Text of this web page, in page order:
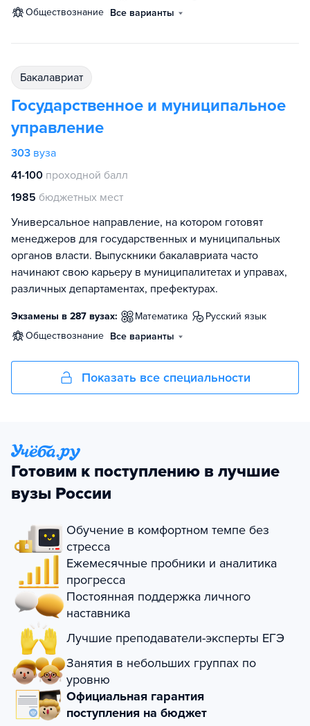
обществознание Все варианты
бакалавриат
Государственное и муниципальное
управление
303 вуза
41-100 проходной балл
1985 бюджетных мест
Универсальное направление, на котором готовят
менеджеров для государственных и муниципальных
органов власти. Выпускники бакалавриата часто
начинают свою карьеру в муниципалитетах и управах,
различных департаментах, префектурах.
Экзамены в 287 вузах: математика
русский язык
обществознание Все варианты
Показать все специальности
Готовим к поступлению в лучшие
вузы России
Обучение в комфортном темпе без
стресса
Ежемесячные пробники и аналитика
прогресса
Постоянная поддержка личного
наставника
Лучшие преподаватели-эксперты ЕГЭ
Занятия в небольших группах по
уровню
Официальная гарантия
поступления на бюджет